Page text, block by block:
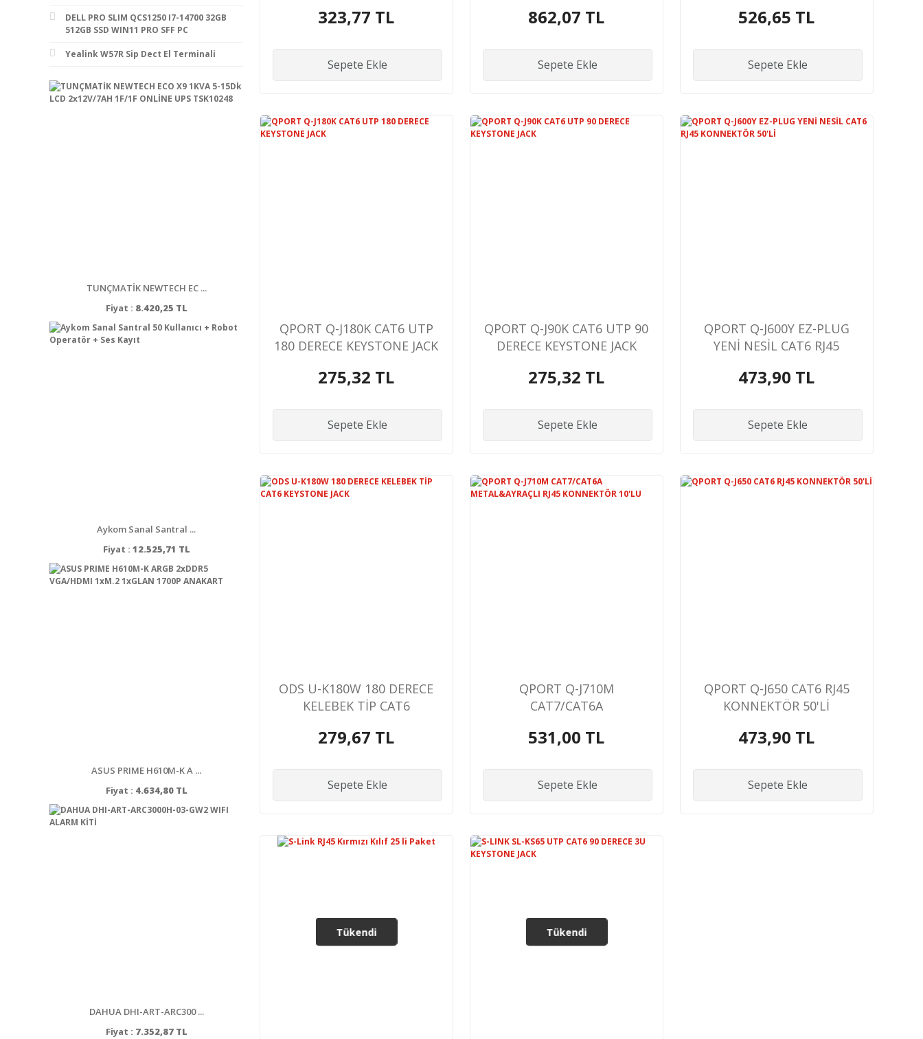
DELL PRO SLIM QCS1250 I7-14700 32GB
512GB SSD WIN11 PRO SFF PC
Yealink W57R Sip Dect El Terminali
TUNÇMATİK NEWTECH EC ...
Fiyat : 8.420,25 TL
Aykom Sanal Santral ...
Fiyat : 12.525,71 TL
ASUS PRIME H610M-K A ...
Fiyat : 4.634,80 TL
DAHUA DHI-ART-ARC300 ...
Fiyat : 7.352,87 TL
323,77 TL
Sepete Ekle
862,07 TL
Sepete Ekle
526,65 TL
Sepete Ekle
QPORT Q-J180K CAT6 UTP
180 DERECE KEYSTONE JACK
275,32 TL
Sepete Ekle
QPORT Q-J90K CAT6 UTP 90
DERECE KEYSTONE JACK
275,32 TL
Sepete Ekle
QPORT Q-J600Y EZ-PLUG
YENİ NESİL CAT6 RJ45
473,90 TL
Sepete Ekle
ODS U-K180W 180 DERECE
KELEBEK TİP CAT6
279,67 TL
Sepete Ekle
QPORT Q-J710M
CAT7/CAT6A
KONNEKTÖR 10'LU
531,00 TL
Sepete Ekle
QPORT Q-J650 CAT6 RJ45
KONNEKTÖR 50'Lİ
473,90 TL
Sepete Ekle
Tükendi Tükendi